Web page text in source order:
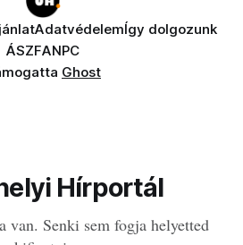
AdatvédelemÍgy dolgozunk
ÁSZFANPC
Ghost
Hírportál
van. Senki sem fogja helyetted